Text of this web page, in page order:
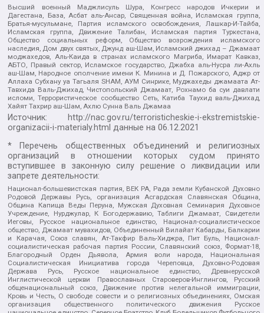
Высший военный Маджлисуль Шура, Конгресс народов Ичкерии и
Дагестана, База, Асбат аль-Ансар, Священная война, Исламская группа,
Братья-мусульмане, Партия исламского освобождения, Лашкар-И-Тайба,
Исламская группа, Движение Талибан, Исламская партия Туркестана,
Общество социальных реформ, Общество возрождения исламского
наследия, Дом двух святых, Джунд аш-Шам, Исламский джихад – Джамаат
моджахедов, Аль-Каида в странах исламского Магриба, Имарат Кавказ,
АБТО, Правый сектор, Исламское государство, Джабха аль-Нусра ли-Ахль
аш-Шам, Народное ополчение имени К. Минина и Д. Пожарского, Аджр от
Аллаха Субхану уа Тагьаля SHAM, АУМ Синрике, Муджахеды джамаата Ат-
Тавхида Валь-Джихад, Чистопольский Джамаат, Рохнамо ба суи давлати
исломи, Террористическое сообщество Сеть, Катиба Таухид валь-Джихад,
Хайят Тахрир аш-Шам, Ахлю Сунна Валь Джамаа
Источник:
http://nac.gov.ru/terroristicheskie-i-ekstremistskie-
organizacii-i-materialy.html данные на06.12.2021
* Перечень общественных объединений и религиозных
организаций в отношении которых судом принято
вступившее в законную силу решение о ликвидации или
запрете деятельности:
Национал-большевистская партия, ВЕК РА, Рада земли Кубанской Духовно
Родовой Державы Русь, организация Асгардская Славянская Община,
Община Капища Веды Перуна, Мужская Духовная Семинария Духовное
Учреждение, Нурджулар, К Богодержавию, Таблиги Джамаат, Свидетели
Иеговы, Русское национальное единство, Национал-социалистическое
общество, Джамаат мувахидов, Объединенный Вилайат Кабарды, Балкарии
и Карачая, Союз славян, Ат-Такфир Валь-Хиджра, Пит Буль, Национал-
социалистическая рабочая партия России, Славянский союз, Формат-18,
Благородный Орден Дьявола, Армия воли народа, Национальная
Социалистическая Инициатива города Череповца, Духовно-Родовая
Держава Русь, Русское национальное единство, Древнерусской
Инглистической церкви Православных Староверов-Инглингов, Русский
общенациональный союз, Движение против нелегальной иммиграции,
Кровь и Честь, О свободе совести и о религиозных объединениях, Омская
организация общественного политического движения Русское